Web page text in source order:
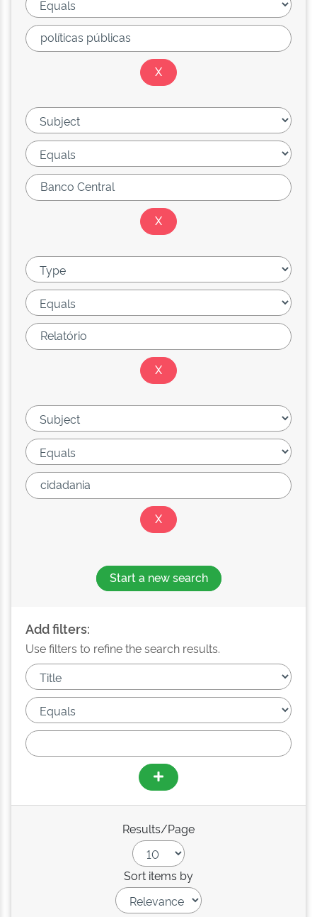
Start a new search
Add filters:
Use filters to refine the search results.
Results/Page
Sort items by